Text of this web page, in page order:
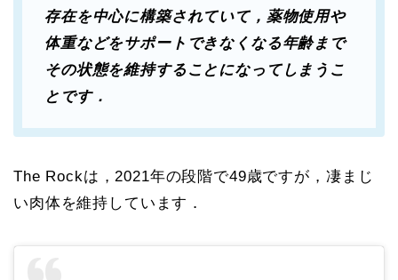
存在を中心に構築されていて，薬物使用や
体重などをサポートできなくなる年齢まで
その状態を維持することになってしまうこ
とです．
The Rockは，2021年の段階で49歳ですが，凄まじ
い肉体を維持しています．